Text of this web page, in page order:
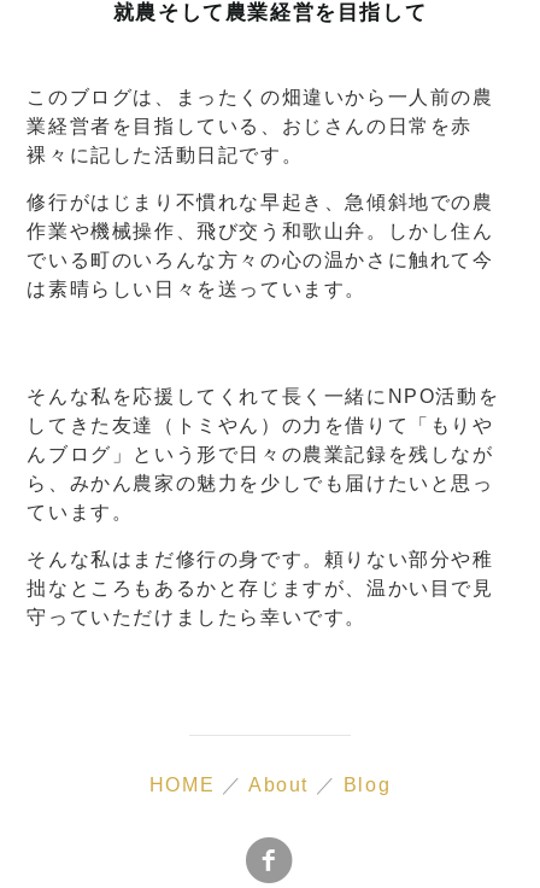
就農そして農業経営を目指して
このブログは、まったくの畑違いから一人前の農
業経営者を目指している、おじさんの日常を赤
裸々に記した活動日記です。
修行がはじまり不慣れな早起き、急傾斜地での農
作業や機械操作、飛び交う和歌山弁。しかし住ん
でいる町のいろんな方々の心の温かさに触れて今
は素晴らしい日々を送っています。
そんな私を応援してくれて長く一緒にNPO活動を
してきた友達（トミやん）の力を借りて「もりや
んブログ」という形で日々の農業記録を残しなが
ら、みかん農家の魅力を少しでも届けたいと思っ
ています。
そんな私はまだ修行の身です。頼りない部分や稚
拙なところもあるかと存じますが、温かい目で見
守っていただけましたら幸いです。
HOME ／ About ／ Blog